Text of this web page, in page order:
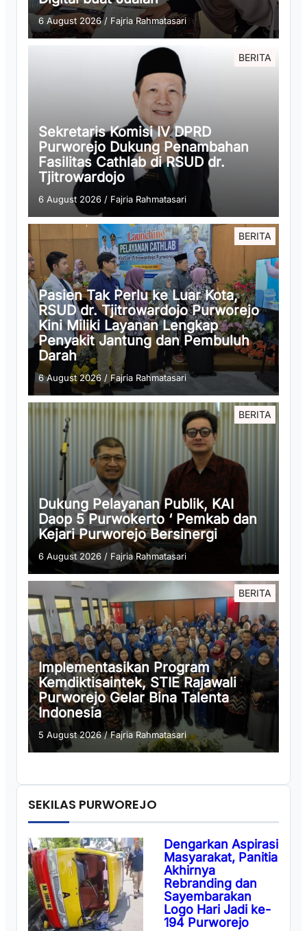
6 August 2026/ Fajria Rahmatasari
BERITA
Sekretaris Komisi IV DPRD
Purworejo Dukung Penambahan
Fasilitas Cathlab di RSUD dr.
Tjitrowardojo
6 August 2026 / Fajria Rahmatasari
BERITA
Pasien Tak Perlu ke Luar Kota,
RSUD dr. Tjitrowardojo Purworejo
Kini Miliki Layanan Lengkap
Penyakit Jantung dan Pembuluh
Darah
6 August 2026 /Fajria Rahmatasari
BERITA
Dukung Pelayanan Publik, KAI
Daop 5 Purwokerto ‘ Pemkab dan
Kejari Purworejo Bersinergi
6 August 2026 / Fajria Rahmatasari
BERITA
Implementasikan Program
Kemdiktisaintek, STIE Rajawali
Purworejo Gelar Bina Talenta
Indonesia
5 August 2026/Fajria Rahmatasari
SEKILAS PURWOREJO
Dengarkan Aspirasi
Masyarakat, Panitia
Akhirnya
Rebranding dan
Sayembarakan
Logo Hari Jadi ke-
194 Purworejo